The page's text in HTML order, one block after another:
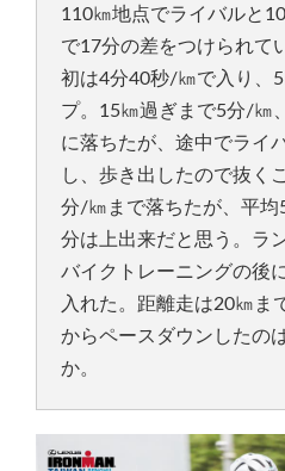
110㎞地点でライバルと
で17分の差をつけられて
初は4分40秒/㎞で入り、
プ。15㎞過ぎまで5分/㎞
に落ちたが、途中でライ
し、歩き出したので抜く
分/㎞まで落ちたが、平
分は上出来だと思う。ラ
バイクトレーニングの後
入れた。距離走は20㎞ま
からペースダウンしたの
か。